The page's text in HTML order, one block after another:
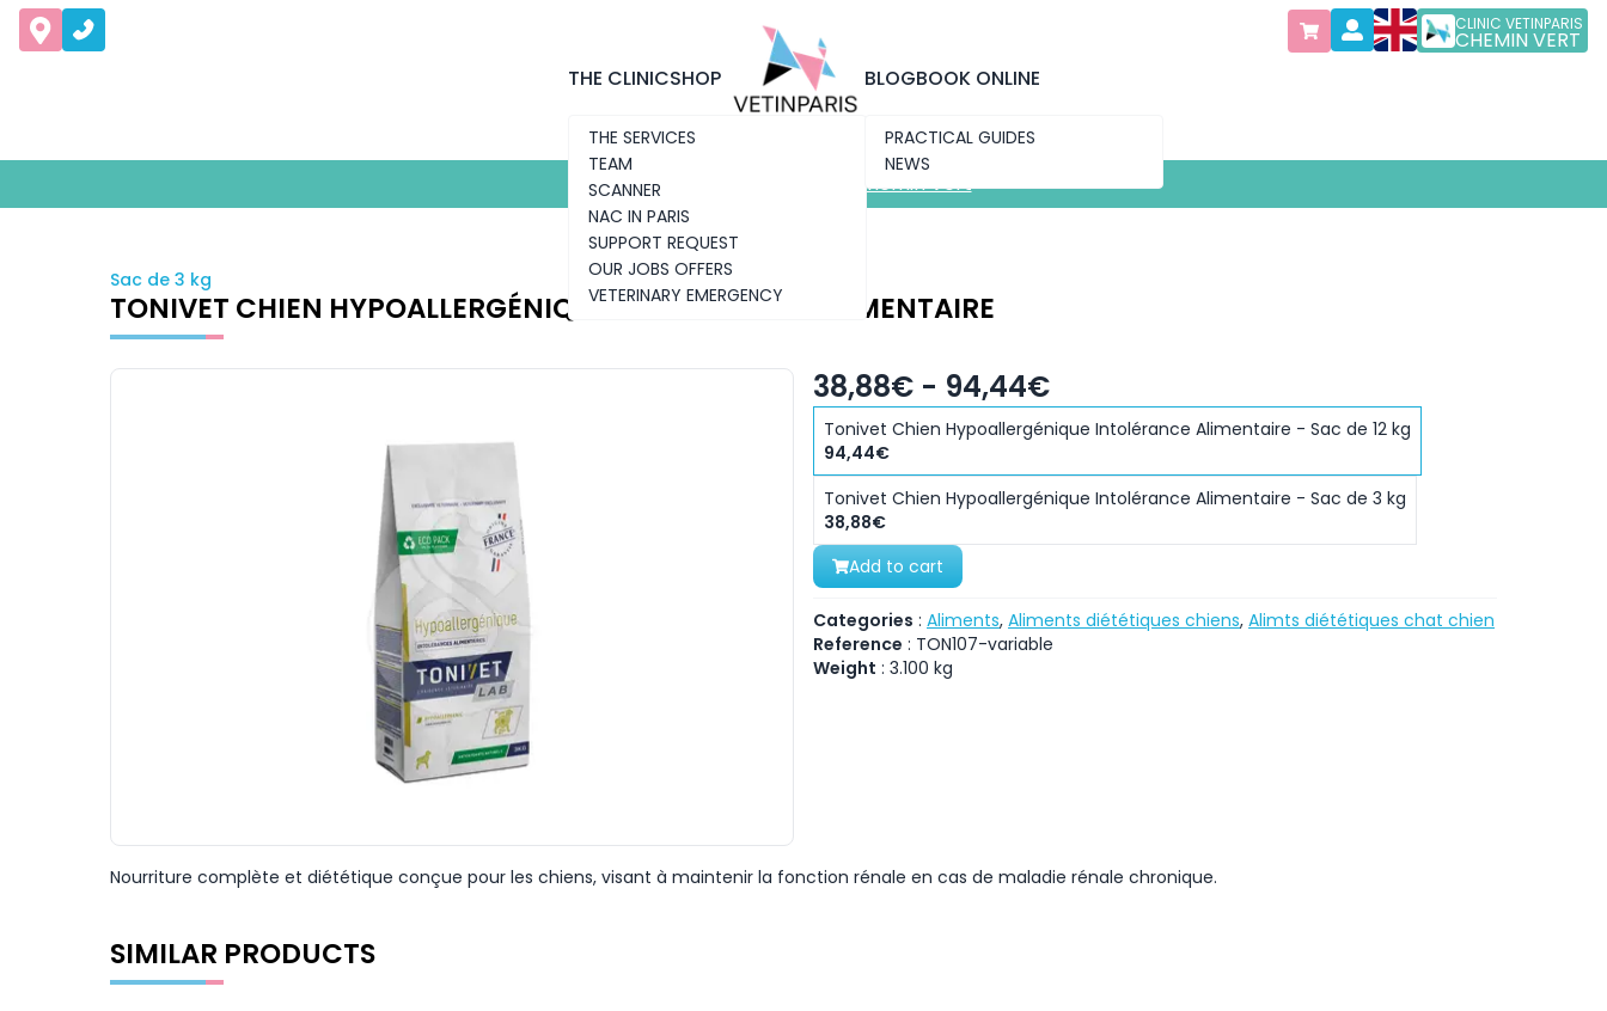
CLINIC VETINPARIS
CHEMIN VERT
THE CLINIC
THE SERVICES
TEAM
SCANNER
NAC IN PARIS
SUPPORT REQUEST
OUR JOBS OFFERS
VETERINARY EMERGENCY
SHOP BLOG
PRACTICAL GUIDES
NEWS
BOOK ONLINE
Discover the new clinic Chemin Vert
Discover the new clinic
Sac de 3 kg
TONIVET CHIEN HYPOALLERGÉNIQUE INTOLÉRANCE ALIMENTAIRE
38,88€ - 94,44€
Tonivet Chien Hypoallergénique Intolérance Alimentaire - Sac de 12 kg
94,44€
Tonivet Chien Hypoallergénique Intolérance Alimentaire - Sac de 3 kg
38,88€
Add to cart
Categories : Aliments, Aliments diététiques chiens, Alimts diététiques chat chien
Reference : TON107-variable
Weight : 3.100 kg
Nourriture complète et diététique conçue pour les chiens, visant à maintenir la fonction rénale en cas de maladie rénale chronique.
SIMILAR PRODUCTS